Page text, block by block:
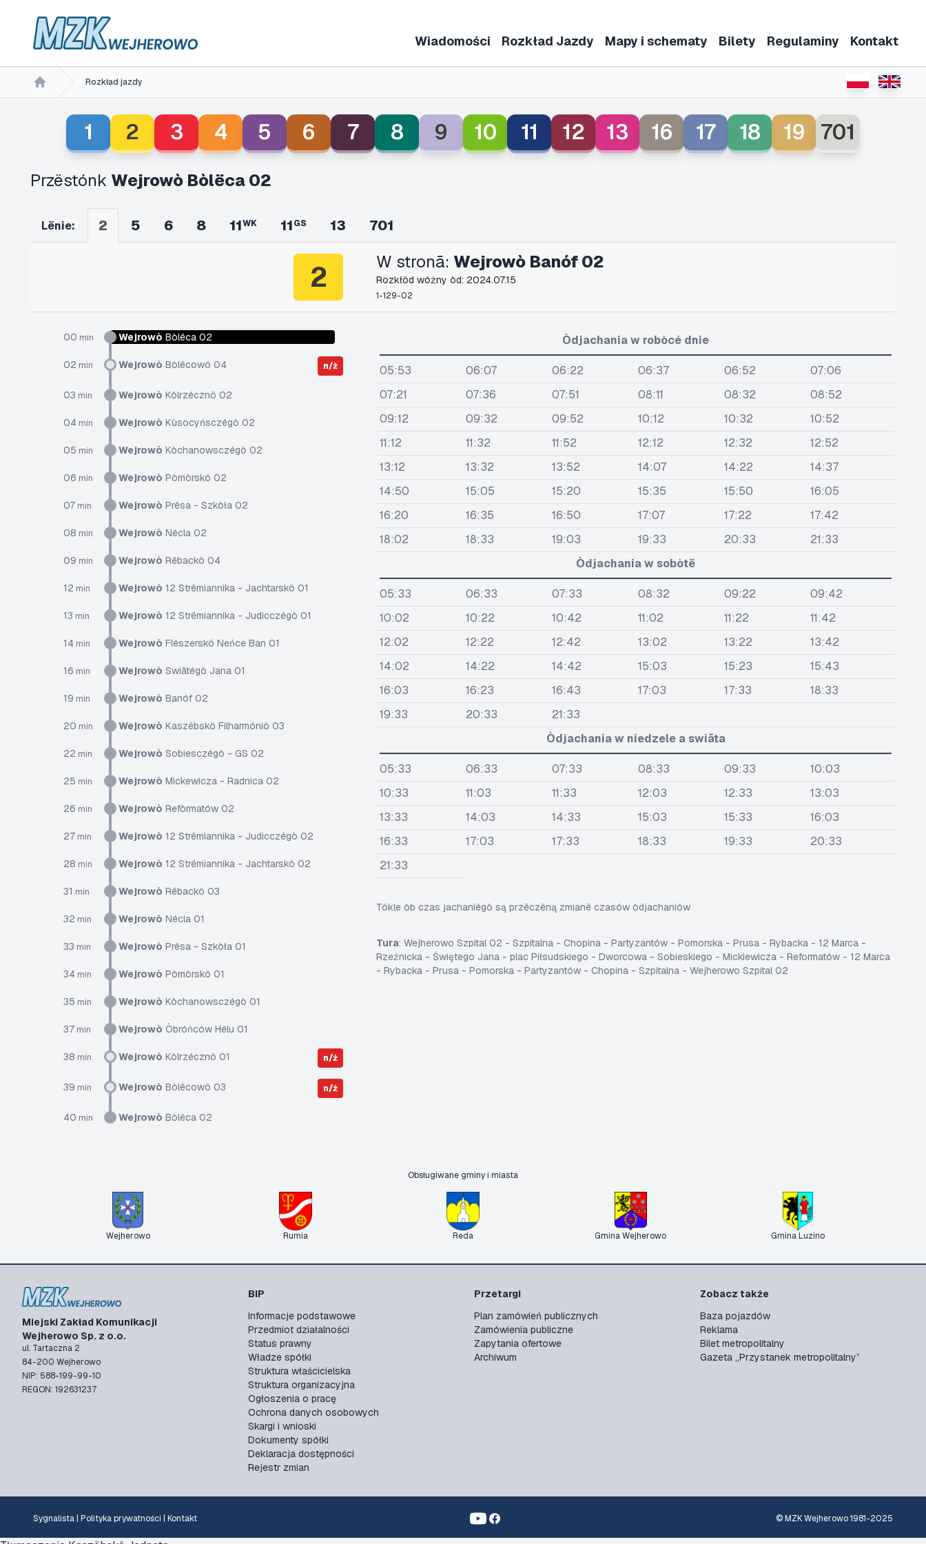
Wiadomości Rozkład Jazdy Mapy i schematy Bilety Regulaminy Kontakt
Rozkład jazdy
1 2 3 4 5 6 7 8 9 10 11 12 13 16 17 18 19 701
Przëstónk Wejrowò Bòlëca 02
Lënie: 2 5 6 8 11WK 11GS 13 701
2 W stronã: Wejrowò Banóf 02
Rozkłôd wôżny òd: 2024.07.15
1-129-02
00 min Wejrowò Bòlëca 02
02 min Wejrowò Bòlëcowô 04 n/ż
03 min Wejrowò Kòlrzécznô 02
04 min Wejrowò Kùsocyńsczégò 02
05 min Wejrowò Kòchanowsczégò 02
06 min Wejrowò Pòmòrskô 02
07 min Wejrowò Prësa - Szkòła 02
08 min Wejrowò Nécla 02
09 min Wejrowò Rëbackô 04
12 min Wejrowò 12 Strëmiannika - Jachtarskô 01
13 min Wejrowò 12 Strëmiannika - Judicczégò 01
14 min Wejrowò Flészerskô Neńce Ban 01
16 min Wejrowò Swiãtégò Jana 01
19 min Wejrowò Banóf 02
20 min Wejrowò Kaszëbskô Filharmóniô 03
22 min Wejrowò Sobiesczégò - GS 02
25 min Wejrowò Mickewicza - Radnica 02
26 min Wejrowò Refòrmatów 02
27 min Wejrowò 12 Strëmiannika - Judicczégò 02
28 min Wejrowò 12 Strëmiannika - Jachtarskô 02
31 min Wejrowò Rëbackô 03
32 min Wejrowò Nécla 01
33 min Wejrowò Prësa - Szkòła 01
34 min Wejrowò Pòmòrskô 01
35 min Wejrowò Kòchanowsczégò 01
37 min Wejrowò Òbróńców Hélu 01
38 min Wejrowò Kòlrzécznô 01 n/ż
39 min Wejrowò Bòlëcowô 03 n/ż
40 min Wejrowò Bòlëca 02
Òdjachania w robòcé dnie
05:53 06:07 06:22 06:37 06:52
07:06
07:21
07:36 07:51 08:11 08:32
08:52
09:12
09:32 09:52 10:12 10:32
10:52
11:12
11:32 11:52 12:12 12:32
12:52
13:12
13:32 13:52 14:07 14:22
14:37
14:50
15:05 15:20 15:35 15:50
16:05
16:20
16:35 16:50 17:07 17:22
17:42
18:02
18:33 19:03 19:33 20:33
21:33
Òdjachania w sobòtë
05:33 06:33 07:33 08:32 09:22
09:42
10:02
10:22 10:42 11:02 11:22
11:42
12:02
12:22 12:42 13:02 13:22
13:42
14:02
14:22 14:42 15:03 15:23
15:43
16:03
16:23 16:43 17:03 17:33
18:33
19:33
20:33
21:33
Òdjachania w niedzele a swiãta
05:33 06:33 07:33 08:33 09:33
10:03
10:33
11:03 11:33 12:03 12:33
13:03
13:33
14:03 14:33 15:03 15:33
16:03
16:33
17:03 17:33 18:33 19:33
20:33
21:33
Tôkle òb czas jachaniégò są przëczëną zmianë czasów òdjachaniów
Tura: Wejherowo Szpital 02 - Szpitalna - Chopina - Partyzantów - Pomorska - Prusa - Rybacka - 12 Marca -
Rzeźnicka - Świętego Jana - plac Piłsudskiego - Dworcowa - Sobieskiego - Mickiewicza - Reformatów - 12 Marca
- Rybacka - Prusa - Pomorska - Partyzantów - Chopina - Szpitalna - Wejherowo Szpital 02
Obsługiwane gminy i miasta
Wejherowo Rumia Reda Gmina Wejherowo Gmina Luzino
Miejski Zakład Komunikacji
Wejherowo Sp. z o.o.
ul. Tartaczna 2
84-200 Wejherowo
NIP: 588-199-99-10
REGON: 192631237
BIP
Informacje podstawowe
Przedmiot działalności
Status prawny
Władze spółki
Struktura właścicielska
Struktura organizacyjna
Ogłoszenia o pracę
Ochrona danych osobowych
Skargi i wnioski
Dokumenty spółki
Deklaracja dostępności
Rejestr zmian
Przetargi
Plan zamówień publicznych
Zamówienia publiczne
Zapytania ofertowe
Archiwum
Zobacz także
Baza pojazdów
Reklama
Bilet metropolitalny
Gazeta „Przystanek metropolitalny”
Sygnalista Polityka prywatności Kontakt © MZK Wejherowo 1981-2025